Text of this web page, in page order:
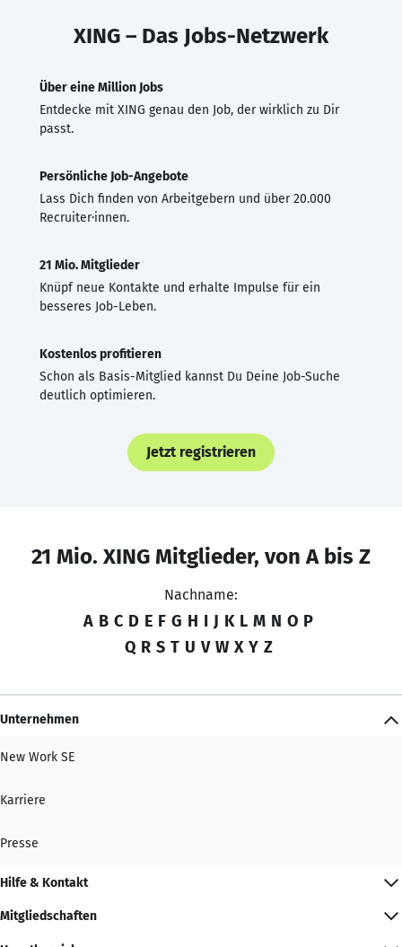
XING – Das Jobs-Netzwerk
Über eine Million Jobs
Entdecke mit XING genau den Job, der wirklich zu Dir
passt.
Persönliche Job-Angebote
Lass Dich finden von Arbeitgebern und über 20.000
Recruiter·innen.
21 Mio. Mitglieder
Knüpf neue Kontakte und erhalte Impulse für ein
besseres Job-Leben.
Kostenlos profitieren
Schon als Basis-Mitglied kannst Du Deine Job-Suche
deutlich optimieren.
Jetzt registrieren
21 Mio. XING Mitglieder, von A bis Z
Nachname:
A B C D E F G H I J K L M N O P
Q R S T U V W X Y Z
Unternehmen
New Work SE
Karriere
Presse
Hilfe & Kontakt
Mitgliedschaften